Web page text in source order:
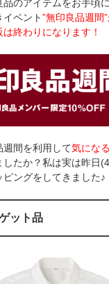
のアイテムをお手頃
イベント”無印良品週間
終わりになります！
週間を利用して気にな
したか？私は実は昨日
ングをしてきました♪
ット品